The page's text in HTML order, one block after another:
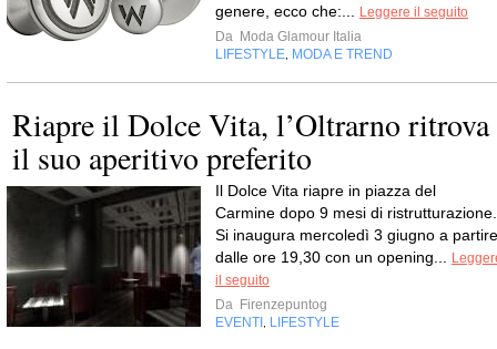
genere, ecco che:...
Leggere il seguito
Da Moda Glamour Italia
LIFESTYLE MODA E TREND
Riapre il Dolce Vita, l’Oltrarno ritrova
il suo aperitivo preferito
Il Dolce Vita riapre in piazza del
Carmine dopo 9 mesi di ristrutturazione.
Si inaugura mercoledì 3 giugno a partire
dalle ore 19,30 con un opening...
il seguito
Da Firenzepuntog
EVENTI
LIFESTYLE